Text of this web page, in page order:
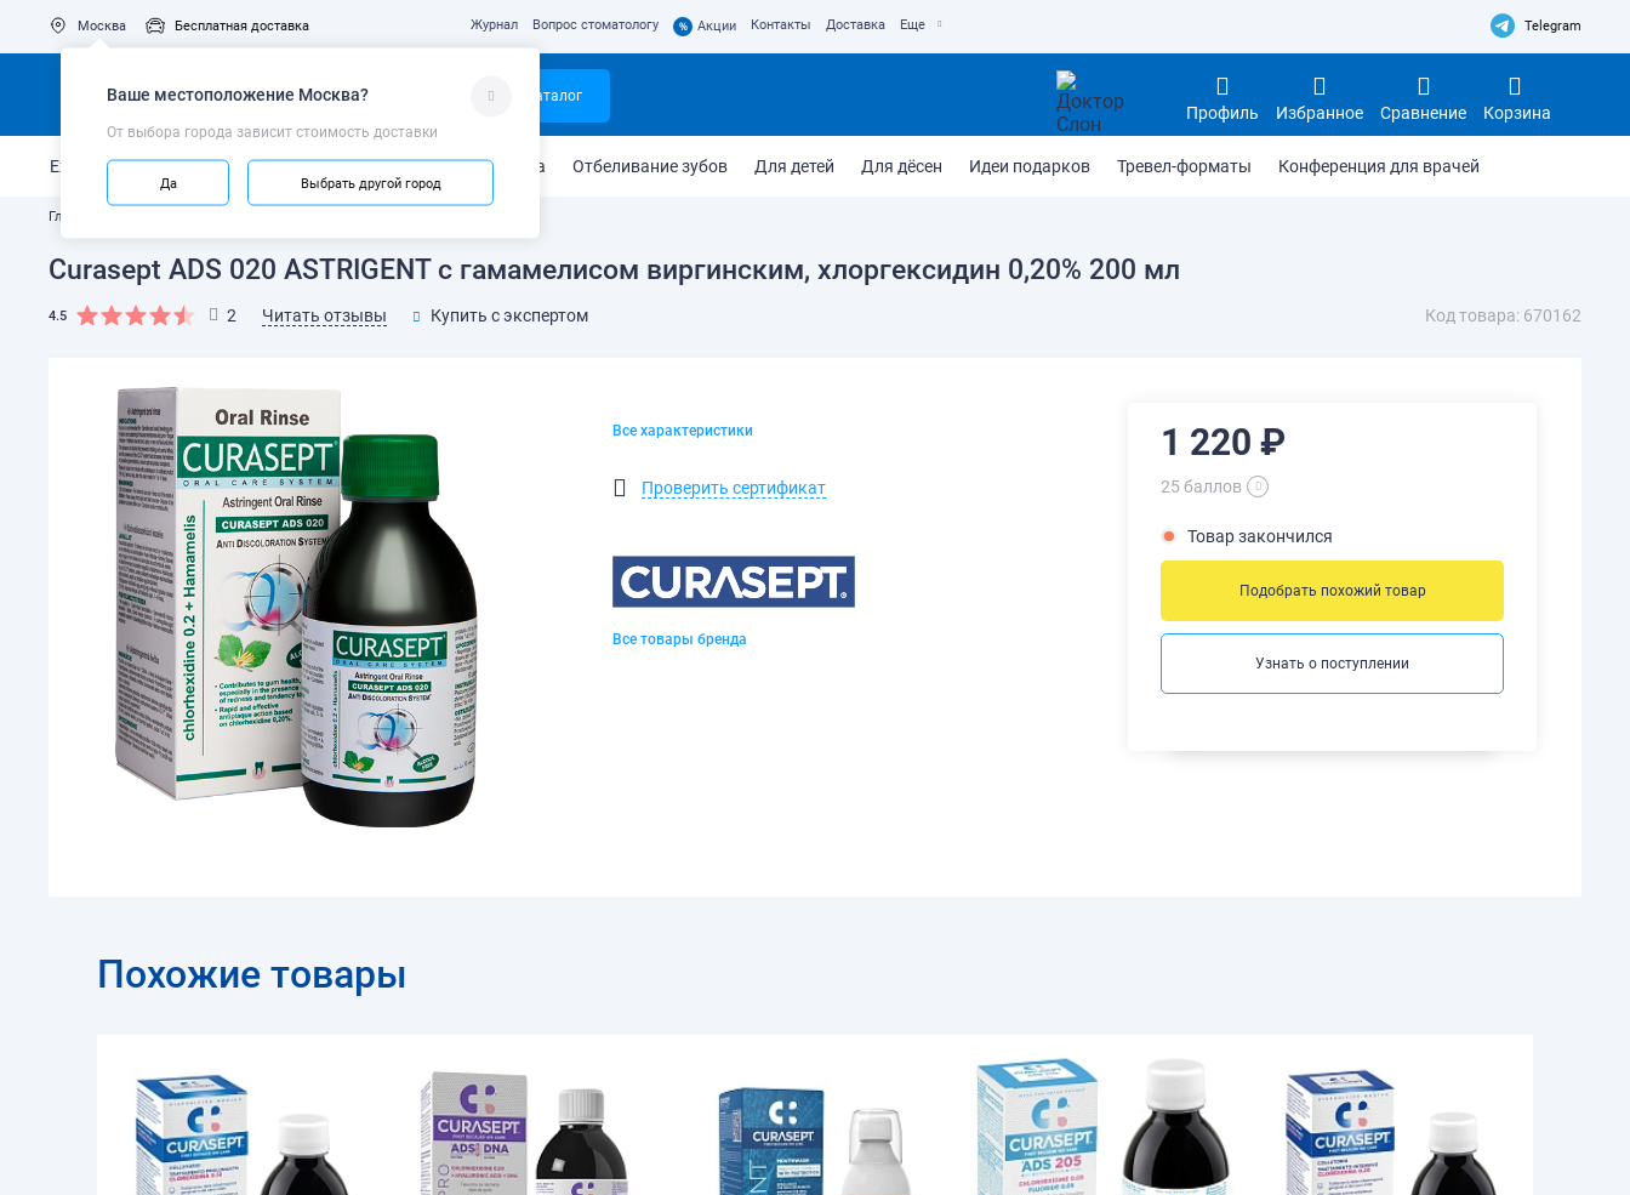
Москва
Ваше местоположение Москва?
От выбора города зависит стоимость доставки
Да Выбрать другой город
Бесплатная доставка Журнал Вопрос стоматологу % Акции Контакты Доставка Еще Telegram
Каталог
Профиль Избранное Сравнение Корзина
Ежедневный уход Укрепление эмали Защита от кариеса Отбеливание зубов Для детей Для дёсен Идеи подарков Тревел-форматы Конференция для врачей
Главная
Curasept ADS 020 ASTRIGENT с гамамелисом виргинским, хлоргексидин 0,20% 200 мл
4.5 2 Читать отзывы Купить с экспертом Код товара: 670162
Все характеристики
Проверить сертификат
Все товары бренда
1 220 ₽
25 баллов
Товар закончился
Подобрать похожий товар
Узнать о поступлении
Похожие товары